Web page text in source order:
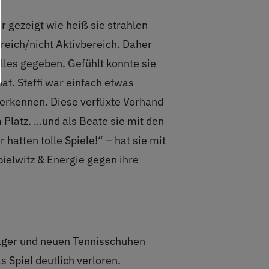
gezeigt wie heiß sie strahlen
nicht Aktivbereich. Daher
gegeben. Gefühlt konnte sie
Steffi war einfach etwas
Diese verflixte Vorhand
…und als Beate sie mit den
hatten tolle Spiele!“ – hat sie mit
& Energie gegen ihre
und neuen Tennisschuhen
Spiel deutlich verloren.